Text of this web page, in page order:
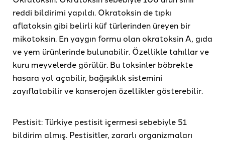
reddi bildirimi yapıldı. Okratoksin de tıpkı
aflatoksin gibi belirli küf türlerinden üreyen bir
mikotoksin. En yaygın formu olan okratoksin A, gıda
ve yem ürünlerinde bulunabilir. Özellikle tahıllar ve
kuru meyvelerde görülür. Bu toksinler böbrekte
hasara yol açabilir, bağışıklık sistemini
zayıflatabilir ve kanserojen özellikler gösterebilir.
Pestisit: Türkiye pestisit içermesi sebebiyle 51
bildirim almış. Pestisitler, zararlı organizmaları